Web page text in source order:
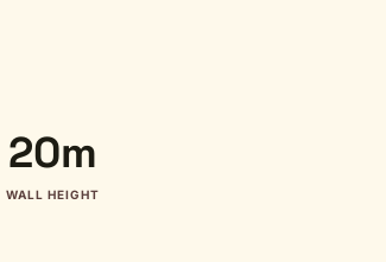
20m
WALL HEIGHT